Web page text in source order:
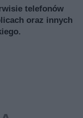
telefonów
oraz innych